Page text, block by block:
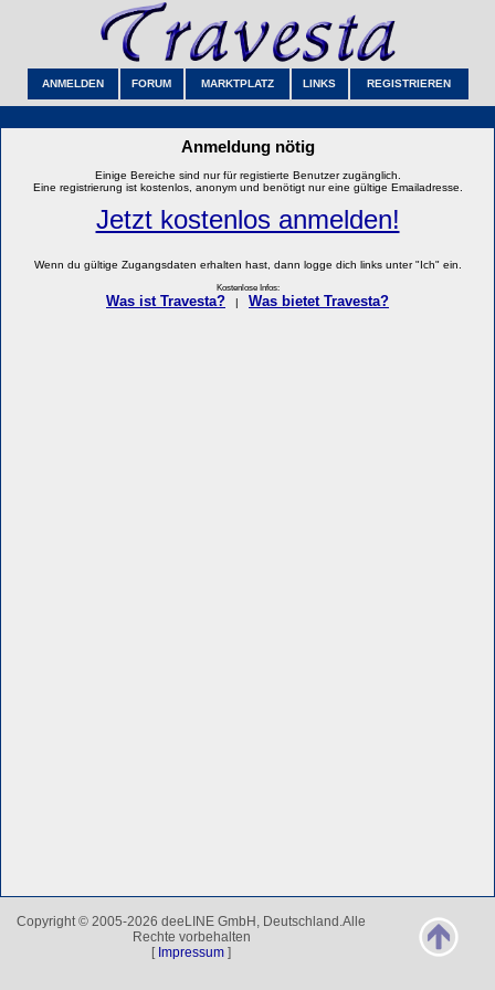
ANMELDEN FORUM MARKTPLATZ LINKS REGISTRIEREN
Anmeldung nötig
Einige Bereiche sind nur für registierte Benutzer zugänglich.
Eine registrierung ist kostenlos, anonym und benötigt nur eine gültige Emailadresse.
Jetzt kostenlos anmelden!
Wenn du gültige Zugangsdaten erhalten hast, dann logge dich links unter "Ich" ein.
Kostenlose Infos:
Was ist Travesta? Was bietet Travesta?
Copyright © 2005-2026 deeLINE GmbH, Deutschland.Alle
Rechte vorbehalten
[ Impressum ]